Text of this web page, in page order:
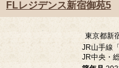
FLレジデンス新宿御苑5
東京都新